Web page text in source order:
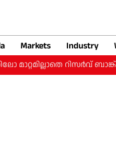
Markets Industry
റിസർവ് ബാങ്ക്